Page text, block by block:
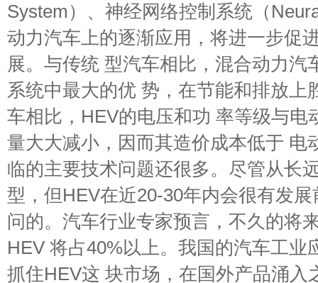
System）、神经网络控制系统（
动力汽车上的逐渐应用，将进一步促
展。与传统 型汽车相比，混合动力汽
系统中最大的优 势，在节能和排放上
车相比，HEV的电压和功 率等级与电
量大大减小，因而其造价成本低于 电
临的主要技术问题还很多。尽管从长
型，但HEV在近20-30年内会很有发
问的。汽车行业专家预言，不久的将
HEV 将占40%以上。我国的汽车工业
抓住HEV这 块市场，在国外产品涌入